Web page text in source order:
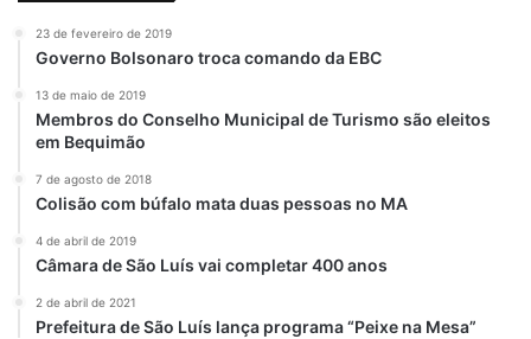
23 de fevereiro de 2019
Governo Bolsonaro troca comando da EBC
13 de maio de 2019
Membros do Conselho Municipal de Turismo são eleitos
em Bequimão
7 de agosto de 2018
Colisão com búfalo mata duas pessoas no MA
4 de abril de 2019
Câmara de São Luís vai completar 400 anos
2 de abril de 2021
Prefeitura de São Luís lança programa “Peixe na Mesa”